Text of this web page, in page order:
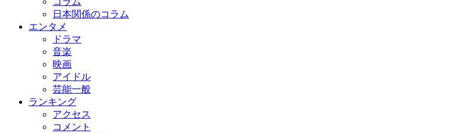
日本関係のコラム
エンタメ
ドラマ
音楽
映画
アイドル
芸能一般
ランキング
アクセス
コメント